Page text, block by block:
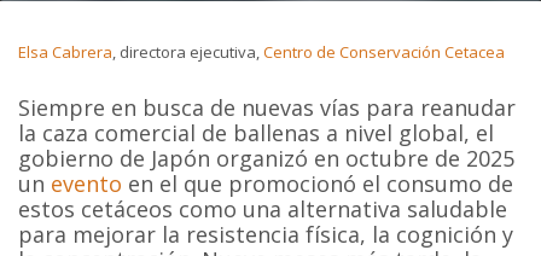
Elsa Cabrera, directora ejecutiva,Centro de Conservación Cetacea
Siempre en busca de nuevas vías para reanudar
la caza comercial de ballenas a nivel global, el
gobierno de Japón organizó en octubre de 2025
un evento en el que promocionó el consumo de
estos cetáceos como una alternativa saludable
para mejorar la resistencia física, la cognición y